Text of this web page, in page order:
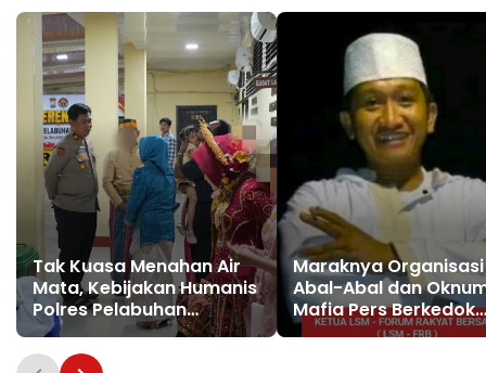
Tak Kuasa Menahan Air
Mata, Kebijakan Humanis
Polres Pelabuhan
Makassar Pertemukan
Tahanan dengan
Maraknya Organisasi
Abal-Abal dan
Mafia Pers Berkedok
Pemerasan Dengan